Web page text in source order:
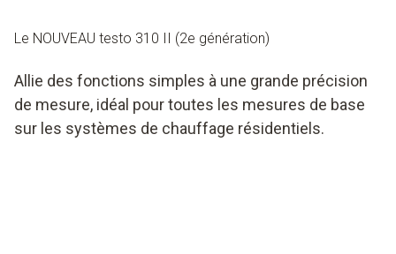
Le NOUVEAU testo 310 II (2e génération)
Allie des fonctions simples à une grande précision
de mesure, idéal pour toutes les mesures de base
sur les systèmes de chauffage résidentiels.